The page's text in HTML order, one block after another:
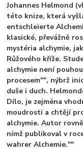
Johannes Helmond
této knize, která
entschleierte
klasické, převážně
mystéria alchymie,
Růžového kříže.
alchymie není
procesem"", nýbrž
duše i duch.
Dílo, je zejména
moudrosti a chtějí
alchymie. Autor
nímž publikoval v
wahrer Alchemie.""